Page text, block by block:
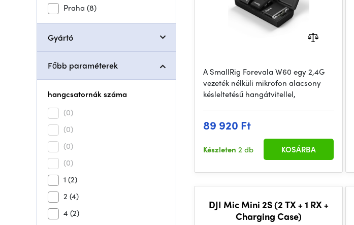
Praha (8)
Gyártó
Főbb paraméterek
hangcsatornák száma
(0)
(0)
(0)
(0)
1 (2)
2 (4)
4 (2)
A SmallRig Forevala W60 egy 2,4G
vezeték nélküli mikrofon alacsony
késleltetésű hangátvitellel,
89 920 Ft
Készleten 2 db KOSÁRBA
DJI Mic Mini 2S (2 TX + 1 RX +
Charging Case)